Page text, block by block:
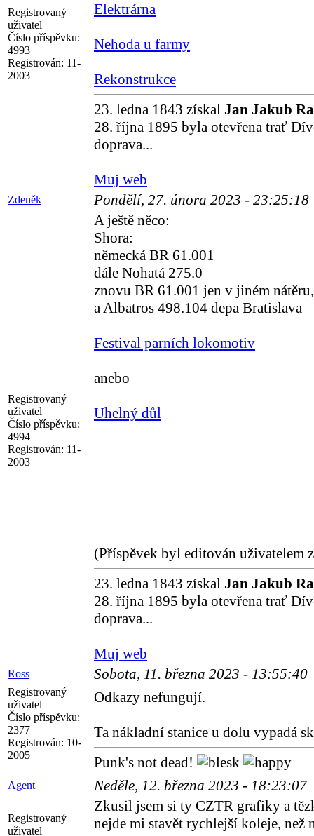
Registrovaný
uživatel
Číslo příspěvku:
4993
Registrován: 11-
2003
Elektrárna
Nehoda u farmy
Rekonstrukce
23. ledna 1843 získal Jan Jakub
28. října 1895 byla otevřena trať
doprava...
Muj web
Zdeněk Pondělí, 27. února 2023 - 23:25:18
Registrovaný
uživatel
Číslo příspěvku:
4994
Registrován: 11-
2003
A ještě něco:
Shora:
německá BR 61.001
dále Nohatá 275.0
znovu BR 61.001 jen v jiném
a Albatros 498.104 depa Bratislava
Festival parních lokomotiv
anebo
Uhelný důl
(Příspěvek byl editován uživatelem
23. ledna 1843 získal Jan Jakub
28. října 1895 byla otevřena trať
doprava...
Muj web
Ross Sobota, 11. března 2023 - 13:55:40
Registrovaný
uživatel
Číslo příspěvku:
2377
Registrován: 10-
2005
Odkazy nefungují.
Ta nákladní stanice u dolu vypadá
Punk's not dead!
Agent Neděle, 12. března 2023 - 18:23:07
Registrovaný
uživatel
Zkusil jsem si ty CZTR grafiky a
nejde mi stavět rychlejší koleje, než